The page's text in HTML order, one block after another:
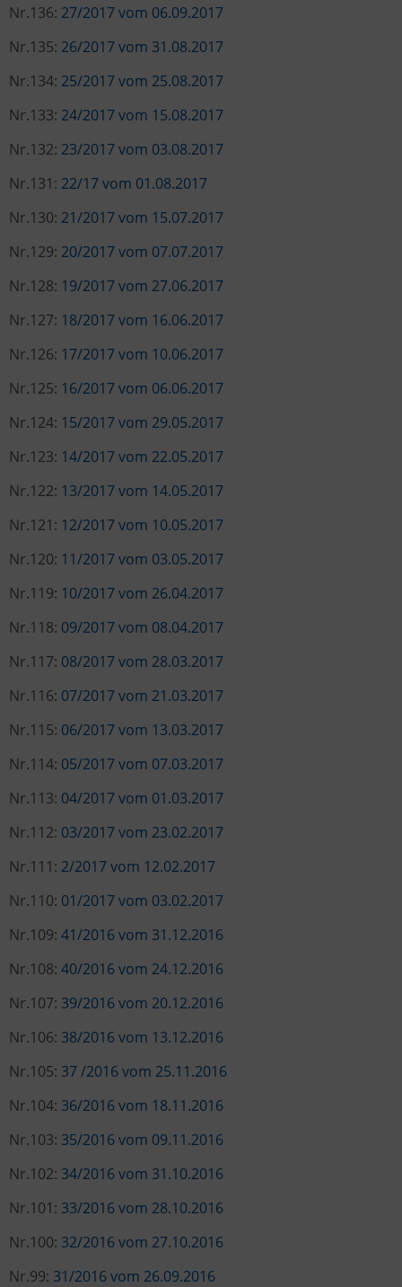
Nr.136: 27/2017 vom 06.09.2017
Nr.135: 26/2017 vom 31.08.2017
Nr.134: 25/2017 vom 25.08.2017
Nr.133: 24/2017 vom 15.08.2017
Nr.132: 23/2017 vom 03.08.2017
Nr.131: 22/17 vom 01.08.2017
Nr.130: 21/2017 vom 15.07.2017
Nr.129: 20/2017 vom 07.07.2017
Nr.128: 19/2017 vom 27.06.2017
Nr.127: 18/2017 vom 16.06.2017
Nr.126: 17/2017 vom 10.06.2017
Nr.125: 16/2017 vom 06.06.2017
Nr.124: 15/2017 vom 29.05.2017
Nr.123: 14/2017 vom 22.05.2017
Nr.122: 13/2017 vom 14.05.2017
Nr.121: 12/2017 vom 10.05.2017
Nr.120: 11/2017 vom 03.05.2017
Nr.119: 10/2017 vom 26.04.2017
Nr.118: 09/2017 vom 08.04.2017
Nr.117: 08/2017 vom 28.03.2017
Nr.116: 07/2017 vom 21.03.2017
Nr.115: 06/2017 vom 13.03.2017
Nr.114: 05/2017 vom 07.03.2017
Nr.113: 04/2017 vom 01.03.2017
Nr.112: 03/2017 vom 23.02.2017
Nr.111: 2/2017 vom 12.02.2017
Nr.110: 01/2017 vom 03.02.2017
Nr.109: 41/2016 vom 31.12.2016
Nr.108: 40/2016 vom 24.12.2016
Nr.107: 39/2016 vom 20.12.2016
Nr.106: 38/2016 vom 13.12.2016
Nr.105: 37 /2016 vom 25.11.2016
Nr.104: 36/2016 vom 18.11.2016
Nr.103: 35/2016 vom 09.11.2016
Nr.102: 34/2016 vom 31.10.2016
Nr.101: 33/2016 vom 28.10.2016
Nr.100: 32/2016 vom 27.10.2016
Nr.99: 31/2016 vom 26.09.2016